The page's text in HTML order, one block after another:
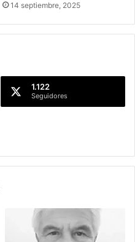
14 septiembre, 2025
1.122
Seguidores